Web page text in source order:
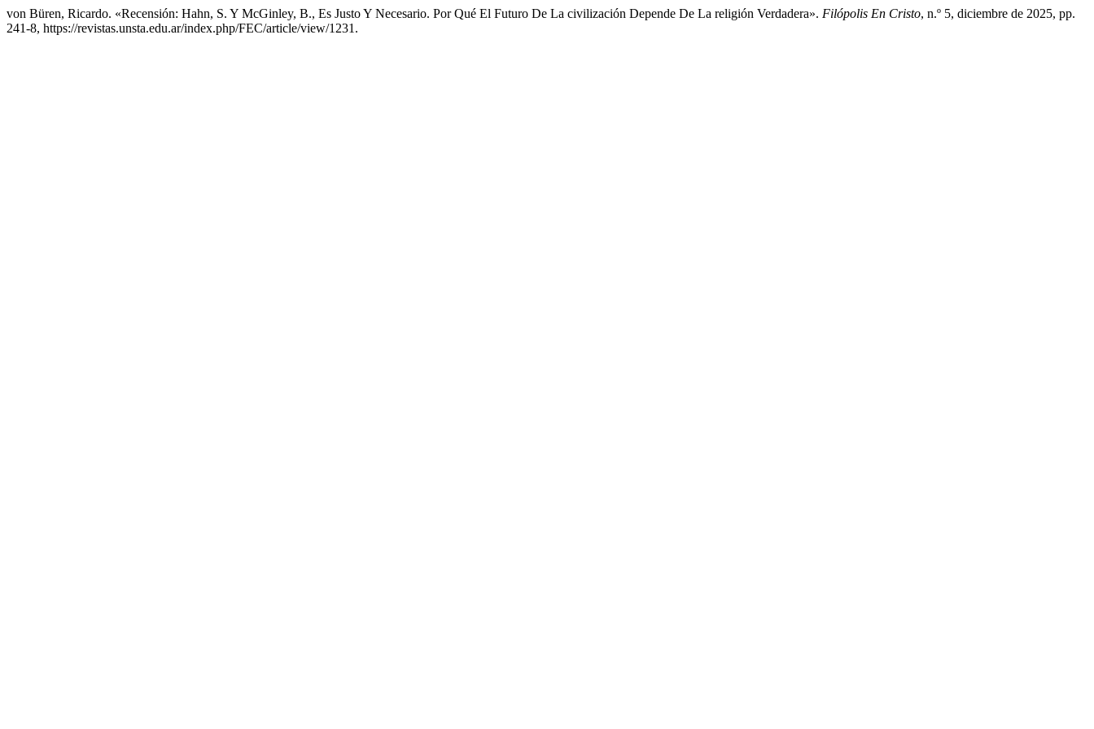
von Büren, Ricardo. «Recensión: Hahn, S. Y McGinley, B., Es Justo Y Necesario. Por Qué El Futuro De La civilización Depende De La religión Verdadera». Filópolis En Cristo, n.º 5, diciembre de 2025, pp.
241-8, https://revistas.unsta.edu.ar/index.php/FEC/article/view/1231.